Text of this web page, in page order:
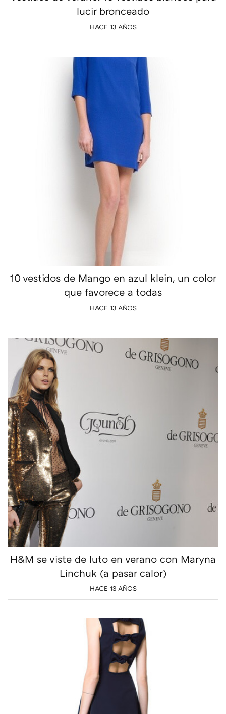
lucir bronceado
HACE 13 AÑOS
10 vestidos de Mango en azul klein, un color
que favorece a todas
HACE 13 AÑOS
H&M se viste de luto en verano con Maryna
Linchuk (a pasar calor)
HACE 13 AÑOS